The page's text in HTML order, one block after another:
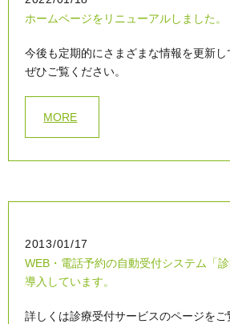
ホームページをリニューアルしました。
今後も定期的にさまざまな情報を更新し
ぜひご覧ください。
MORE
2013/01/17
WEB・電話予約の自動受付システム「
導入しています。
詳しくは診療受付サービスのページをご